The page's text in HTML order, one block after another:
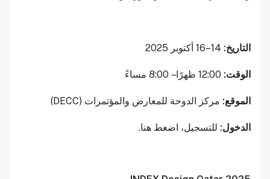
التاريخ:
الوقت:
الموقع: مركز الدوحة للمعارض والمؤتمرات (DECC)
الدخول: للتسجيل، اضغط هنا.